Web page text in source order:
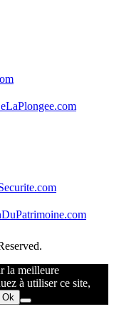
la meilleure
à utiliser ce site,
Ok